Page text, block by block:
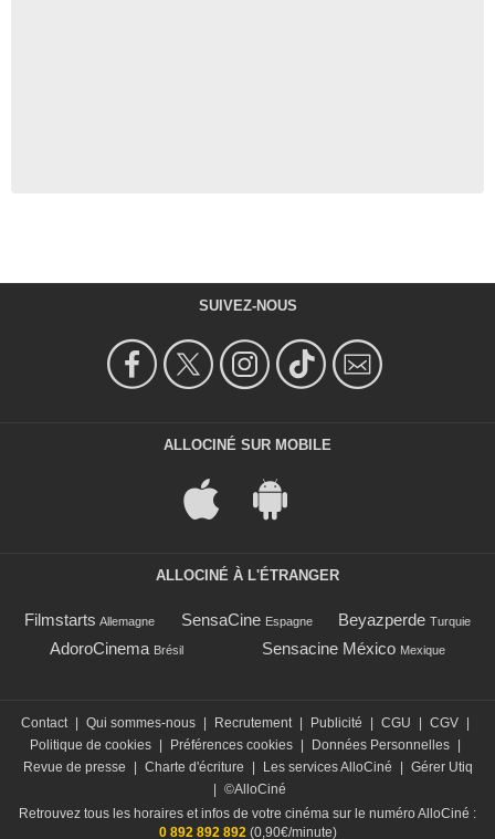
SUIVEZ-NOUS
ALLOCINÉ SUR MOBILE
ALLOCINÉ À L'ÉTRANGER
Filmstarts Allemagne SensaCine Espagne Beyazperde Turquie
AdoroCinema Brésil Sensacine México Mexique
Contact | Qui sommes-nous | Recrutement | Publicité | CGU | CGV |
Politique de cookies | Préférences cookies | Données Personnelles |
Revue de presse
| Charte d'écriture | Les services AlloCiné | Gérer Utiq
| ©AlloCiné
Retrouvez tous les horaires et infos de votre cinéma sur le numéro AlloCiné :
0 892 892 892 (0,90€/minute)